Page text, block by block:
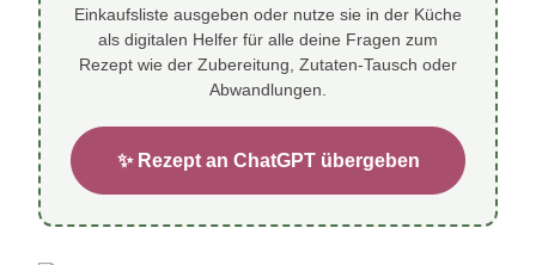
Einkaufsliste ausgeben oder nutze sie in der Küche
als digitalen Helfer für alle deine Fragen zum
Rezept wie der Zubereitung, Zutaten-Tausch oder
Abwandlungen.
✨ Rezept an ChatGPT übergeben